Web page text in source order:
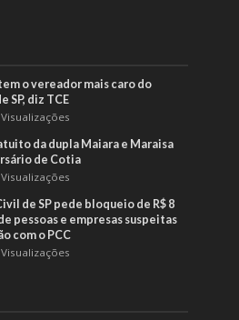
o vereador mais caro do
SP, diz TCE
da dupla Maiara e Maraisa
de Cotia
de SP pede bloqueio de R$ 8
pessoas e empresas suspeitas
com o PCC